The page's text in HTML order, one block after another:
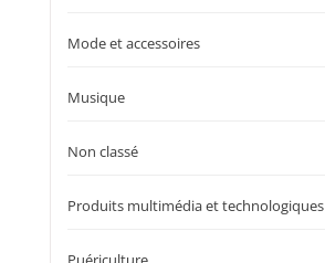
Mode et accessoires
Musique
Non classé
Produits multimédia et technologiques